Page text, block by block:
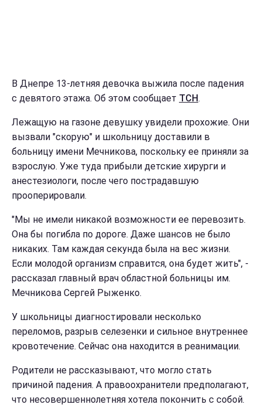
В Днепре 13-летняя девочка выжила после падения
с девятого этажа. Об этом сообщает ТСН.
Лежащую на газоне девушку увидели прохожие. Они
вызвали "скорую" и школьницу доставили в
больницу имени Мечникова, поскольку ее приняли за
взрослую. Уже туда прибыли детские хирурги и
анестезиологи, после чего пострадавшую
прооперировали.
"Мы не имели никакой возможности ее перевозить.
Она бы погибла по дороге. Даже шансов не было
никаких. Там каждая секунда была на вес жизни.
Если молодой организм справится, она будет жить", -
рассказал главный врач областной больницы им.
Мечникова Сергей Рыженко.
У школьницы диагностировали несколько
переломов, разрыв селезенки и сильное внутреннее
кровотечение. Сейчас она находится в реанимации.
Родители не рассказывают, что могло стать
причиной падения. А правоохранители предполагают,
что несовершеннолетняя хотела покончить с собой.